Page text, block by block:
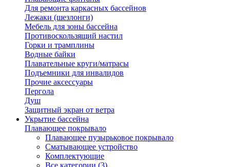
Для ремонта каркасных бассейнов
Лежаки (шезлонги)
Мебель для зоны бассейна
Противоскользящий настил
Горки и трамплины
Водные байки
Плавательные круги/матрасы
Подъемники для инвалидов
Прочие аксессуары
Пергола
Душ
Защитный экран от ветра
Укрытие бассейна
Плавающее покрывало
Плавающее пузырьковое покрывало
Сматывающее устройство
Комплектующие
Все категории (3)